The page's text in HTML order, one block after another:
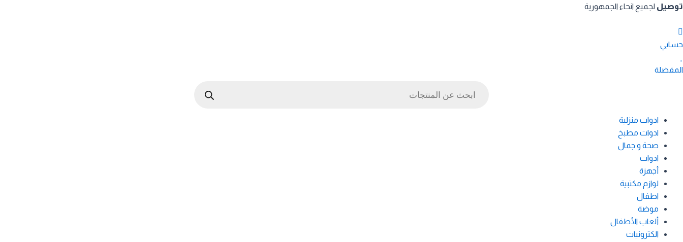
تخطي
المحتوى
توصيل لجميع انحاء الجمهورية
حسابي
المفضلة
search
ادوات منزلية
ادوات مطبخ
صحة و جمال
ادوات
أجهزة
لوازم مكتبية
اطفال
موضة
ألعاب الأطفال
الكترونيات